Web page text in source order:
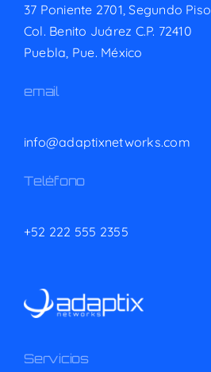
37 Poniente 2701, Segundo Piso
Col. Benito Juárez C.P. 72410
Puebla, Pue. México
email
info@adaptixnetworks.com
Teléfono
+52 222 555 2355
Servicios